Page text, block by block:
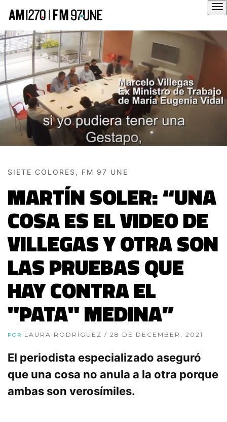
SIETE COLORES, FM 97 UNE
MARTÍN SOLER: “UNA
COSA ES EL VIDEO DE
VILLEGAS Y OTRA SON
LAS PRUEBAS QUE
HAY CONTRA EL
"PATA" MEDINA”
POR LAURA RODRÍGUEZ / 28 DE DECEMBER, 2021
El periodista especializado aseguró
que una cosa no anula a la otra porque
ambas son verosímiles.